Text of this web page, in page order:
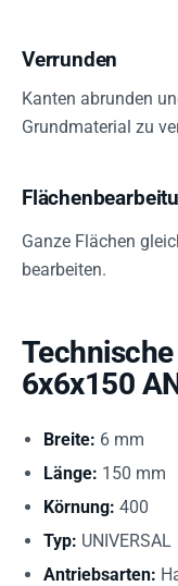
Verrunden
Kanten abrunden
Grundmaterial zu
Ganze Flächen
bearbeiten.
6x6x150
Breite: 6 mm
Länge: 150 mm
Körnung: 400
Typ: UNIVERSAL
Antriebsarten: